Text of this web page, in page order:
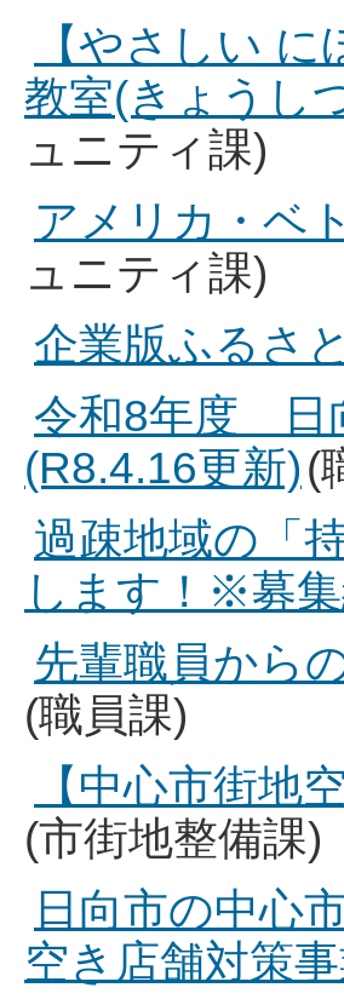
【やさしい
教室(きょうし
ュニティ課)
アメリカ・ベ
ュニティ課)
企業版ふるさ
令和8年度 日
(R8.4.16更新)(
過疎地域の「
します！※募
先輩職員から
(職員課)
【中心市街地
(市街地整備課)
日向市の中心
空き店舗対策